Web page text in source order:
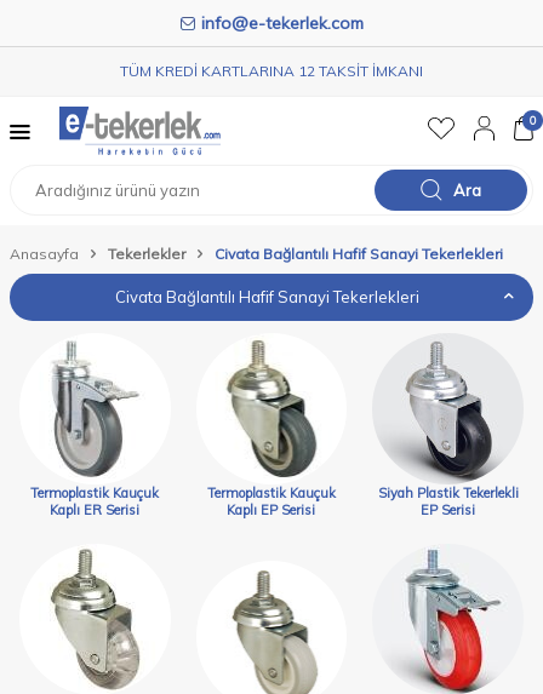
info@e-tekerlek.com
TÜM KREDİ KARTLARINA 12 TAKSİT İMKANI
Ara
0
Anasayfa Tekerlekler Civata Bağlantılı Hafif Sanayi Tekerlekleri
Civata Bağlantılı Hafif Sanayi Tekerlekleri
Termoplastik Kauçuk
Kaplı ER Serisi
Termoplastik Kauçuk
Kaplı EP Serisi
Siyah Plastik Tekerlekli
EP Serisi